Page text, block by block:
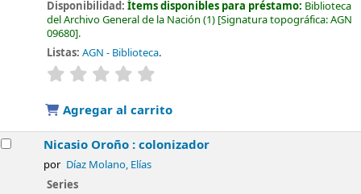
Disponibilidad:Ítems disponibles para préstamo: Biblioteca
del Archivo General de la Nación (1) Signatura topográfica:AGN
09680 .
Listas: AGN - Biblioteca.
valoración
Agregar al carrito
Nicasio Oroño : colonizador
por Díaz Molano, Elías
Series